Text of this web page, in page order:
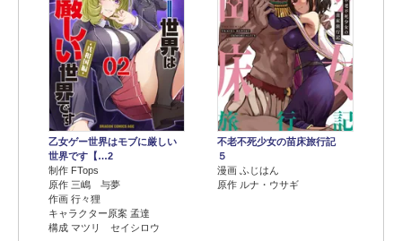
乙女ゲー世界はモブに厳しい
世界です【…2
制作 FTops
原作 三嶋 与夢
作画 行々狸
キャラクター原案 孟達
構成 マツリ セイシロウ
不老不死少女の苗床旅行記
５
漫画 ふじはん
原作 ルナ・ウサギ